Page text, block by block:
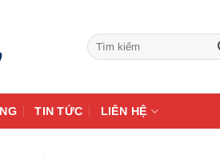
TIN TỨC LIÊN HỆ